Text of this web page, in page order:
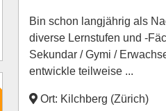
Bin schon langjährig als
diverse Lernstufen und -
Sekundar / Gymi /
entwickle teilweise ...
Ort: Kilchberg (Zürich)